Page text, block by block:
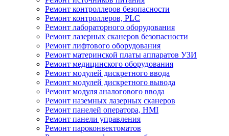
Ремонт контроллеров безопасности
Ремонт контроллеров, PLC
Ремонт лабораторного оборудования
Ремонт лазерных сканеров безопасности
Ремонт лифтового оборудования
Ремонт материнской платы аппаратов УЗИ
Ремонт медицинского оборудования
Ремонт модулей дискретного ввода
Ремонт модулей дискретного вывода
Ремонт модуля аналогового ввода
Ремонт наземных лазерных сканеров
Ремонт панелей оператора, HMI
Ремонт панели управления
Ремонт пароконвектоматов